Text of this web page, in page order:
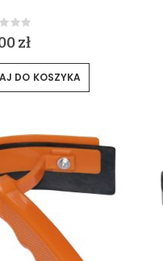
Rating:
zł
DO KOSZYKA